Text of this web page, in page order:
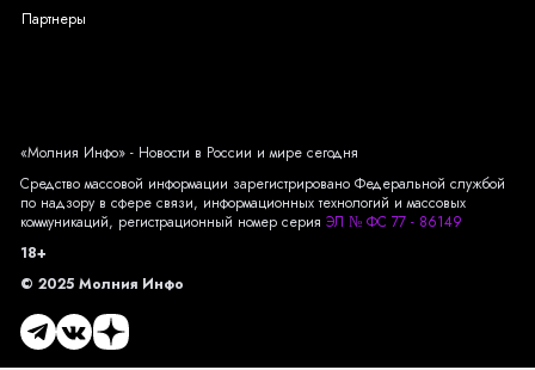
Партнеры
«Молния Инфо» - Новости в России и мире сегодня
Средство массовой информации зарегистрировано Федеральной службой
по надзору в сфере связи, информационных технологий и массовых
коммуникаций, регистрационный номер серия ЭЛ № ФС 77 - 86149
18+
© 2025 Молния Инфо